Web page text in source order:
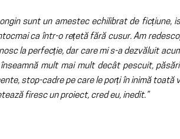
sunt un amestec echilibrat de ficțiune,
ca într-o rețetă fără cusur. Am
la perfecție, dar care mi s-a dezvăluit
mult mai mult decât pescuit,
stop-cadre pe care le porți în inimă toată
firesc un proiect, cred eu, inedit.”